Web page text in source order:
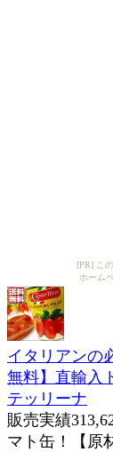
[PR] こ
ホーム
イタリアンの
無料】直輸入
テッリーナ
販売実績
マト缶！【原